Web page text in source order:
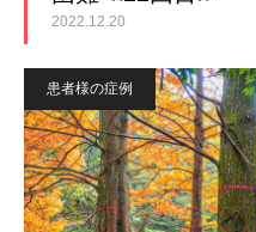
2022.12.20
患者様の症例